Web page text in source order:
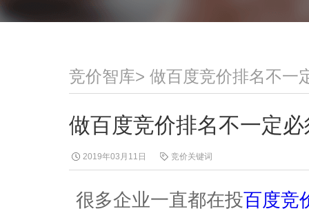
竞价智库> 做百度竞价排名不一
做百度竞价排名不一定
2019年03月11日 竞价关键词
很多企业一直都在投百度竞